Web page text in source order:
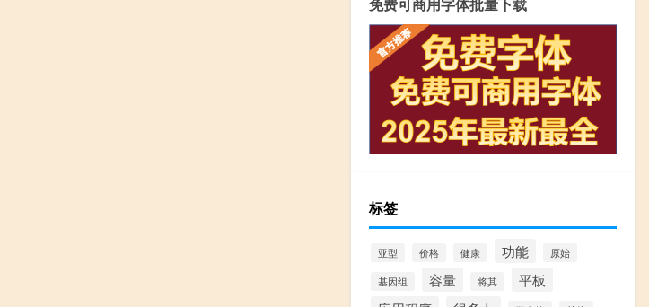
免费可商用字体批量下载
标签
亚型 价格 健康 功能 原始
基因组 容量 将其
平板